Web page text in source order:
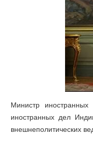
Министр
иностранных дел
внешнеполитических